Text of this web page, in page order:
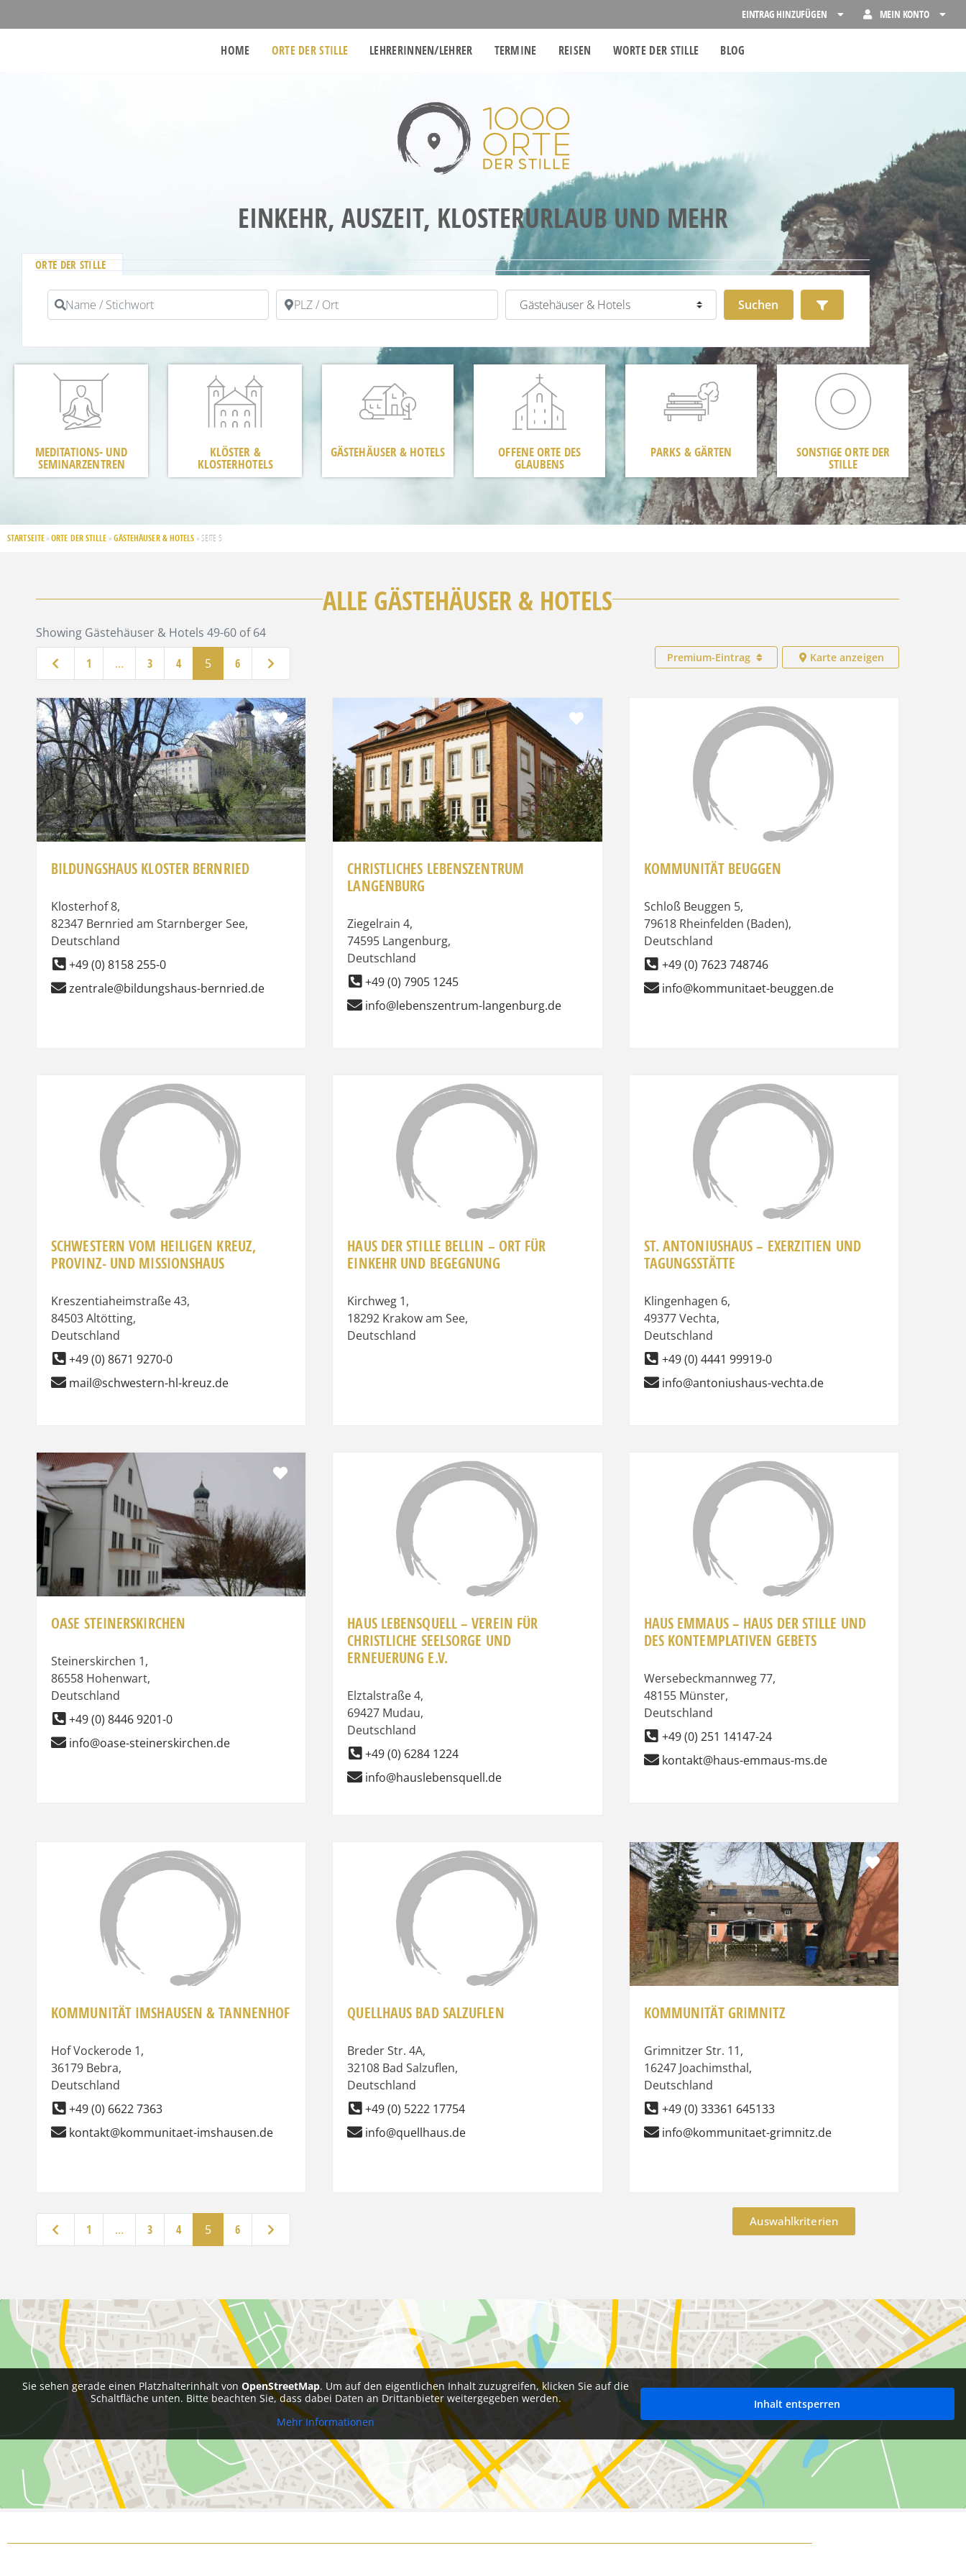
EINTRAG HINZUFÜGEN MEIN KONTO
HOME ORTE DER STILLE LEHRERINNEN/LEHRER TERMINE REISEN WORTE DER STILLE BLOG
EINKEHR, AUSZEIT, KLOSTERURLAUB UND MEHR
ORTE DER STILLE
Name / Stichwort PLZ / Ort Kategorie
Suchen Suchen Advanced Filters
MEDITATIONS- UND
SEMINARZENTREN
KLÖSTER &
KLOSTERHOTELS
GÄSTEHÄUSER & HOTELS OFFENE ORTE DES
GLAUBENS
PARKS & GÄRTEN SONSTIGE ORTE DER
STILLE
STARTSEITE » ORTE DER STILLE » GÄSTEHÄUSER & HOTELS » SEITE 5
ALLE GÄSTEHÄUSER & HOTELS
Showing Gästehäuser & Hotels 49-60 of 64
Neuere Beiträge
1 … 3 4 5 6 Ältere Beiträge Premium-Eintrag Karte anzeigen
Favorit
BILDUNGSHAUS KLOSTER BERNRIED
Klosterhof 8,
82347 Bernried am Starnberger See,
Deutschland
+49 (0) 8158 255-0
zentrale@bildungshaus-bernried.de
CHRISTLICHES LEBENSZENTRUM
LANGENBURG
Ziegelrain 4,
74595 Langenburg,
Deutschland
+49 (0) 7905 1245
info@lebenszentrum-langenburg.de
KOMMUNITÄT BEUGGEN
Schloß Beuggen 5,
79618 Rheinfelden (Baden),
Deutschland
+49 (0) 7623 748746
info@kommunitaet-beuggen.de
SCHWESTERN VOM HEILIGEN KREUZ,
PROVINZ- UND MISSIONSHAUS
Kreszentiaheimstraße 43,
84503Altötting,
Deutschland
+49 (0) 8671 9270-0
mail@schwestern-hl-kreuz.de
HAUS DER STILLE BELLIN – ORT FÜR
EINKEHR UND BEGEGNUNG
Kirchweg 1,
18292 Krakow am See,
Deutschland
ST. ANTONIUSHAUS – EXERZITIEN UND
TAGUNGSSTÄTTE
Klingenhagen 6,
49377Vechta,
Deutschland
+49 (0) 4441 99919-0
info@antoniushaus-vechta.de
OASE STEINERSKIRCHEN
Steinerskirchen 1,
86558 Hohenwart,
Deutschland
+49 (0) 8446 9201-0
info@oase-steinerskirchen.de
HAUS LEBENSQUELL – VEREIN FÜR
CHRISTLICHE SEELSORGE UND
ERNEUERUNG E.V.
Elztalstraße 4,
69427 Mudau,
Deutschland
+49 (0) 6284 1224
info@hauslebensquell.de
HAUS EMMAUS – HAUS DER STILLE UND
DES KONTEMPLATIVEN GEBETS
Wersebeckmannweg 77,
48155 Münster,
Deutschland
+49 (0) 251 14147-24
kontakt@haus-emmaus-ms.de
KOMMUNITÄT IMSHAUSEN & TANNENHOF
Hof Vockerode 1,
36179 Bebra,
Deutschland
+49 (0) 6622 7363
kontakt@kommunitaet-imshausen.de
Favorit
QUELLHAUS BAD SALZUFLEN
Breder Str. 4A,
32108 Bad Salzuflen,
Deutschland
+49 (0) 5222 17754
info@quellhaus.de
Favorit
KOMMUNITÄT GRIMNITZ
Grimnitzer Str. 11,
16247 Joachimsthal,
Deutschland
+49 (0) 33361 645133
info@kommunitaet-grimnitz.de
Neuere Beiträge
1 … 3 4 5 6 Ältere Beiträge Auswahlkriterien
Sie sehen gerade einen Platzhalterinhalt vonOpenStreetMap. Um auf den eigentlichen Inhalt zuzugreifen, klicken Sie auf die
Schaltfläche unten. Bitte beachten Sie, dass dabei Daten an Drittanbieter weitergegeben werden.
Mehr Informationen
Inhalt entsperren